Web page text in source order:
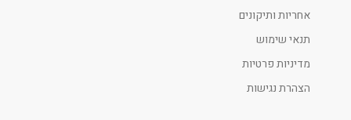
אחריות ותיקונים
תנאי שימוש
מדיניות פרטיות
הצהרת נגישות